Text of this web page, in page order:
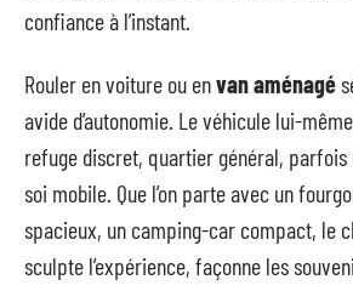
confiance à l’instant.
Rouler en voiture ou envan aménagé
avide d’autonomie. Le véhicule lui-
refuge discret, quartier général,
soi mobile. Que l’on parte avec un
spacieux, un camping-car compact, le
sculpte l’expérience, façonne les